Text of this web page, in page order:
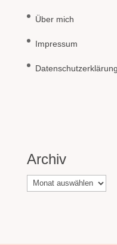
Über mich
Impressum
Datenschutzerklärung
Archiv
Archiv